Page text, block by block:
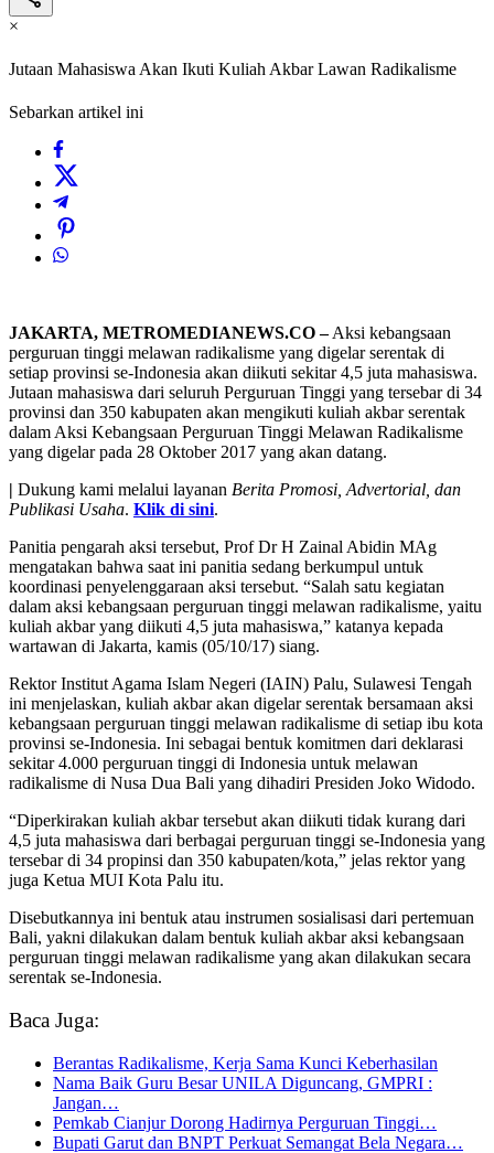
×
Jutaan Mahasiswa Akan Ikuti Kuliah Akbar Lawan Radikalisme
Sebarkan artikel ini
JAKARTA, METROMEDIANEWS.CO –Aksi kebangsaan
perguruan tinggi melawan radikalisme yang digelar serentak di
setiap provinsi se-Indonesia akan diikuti sekitar 4,5 juta mahasiswa.
Jutaan mahasiswa dari seluruh Perguruan Tinggi yang tersebar di 34
provinsi dan 350 kabupaten akan mengikuti kuliah akbar serentak
dalam Aksi Kebangsaan Perguruan Tinggi Melawan Radikalisme
yang digelar pada 28 Oktober 2017 yang akan datang.
| Dukung kami melalui layanan Berita Promosi, Advertorial, dan
Publikasi Usaha. Klik di sini.
Panitia pengarah aksi tersebut, Prof Dr H Zainal Abidin MAg
mengatakan bahwa saat ini panitia sedang berkumpul untuk
koordinasi penyelenggaraan aksi tersebut. “Salah satu kegiatan
dalam aksi kebangsaan perguruan tinggi melawan radikalisme, yaitu
kuliah akbar yang diikuti 4,5 juta mahasiswa,” katanya kepada
wartawan di Jakarta, kamis (05/10/17) siang.
Rektor Institut Agama Islam Negeri (IAIN) Palu, Sulawesi Tengah
ini menjelaskan, kuliah akbar akan digelar serentak bersamaan aksi
kebangsaan perguruan tinggi melawan radikalisme di setiap ibu kota
provinsi se-Indonesia. Ini sebagai bentuk komitmen dari deklarasi
sekitar 4.000 perguruan tinggi di Indonesia untuk melawan
radikalisme di Nusa Dua Bali yang dihadiri Presiden Joko Widodo.
“Diperkirakan kuliah akbar tersebut akan diikuti tidak kurang dari
4,5 juta mahasiswa dari berbagai perguruan tinggi se-Indonesia yang
tersebar di 34 propinsi dan 350 kabupaten/kota,” jelas rektor yang
juga Ketua MUI Kota Palu itu.
Disebutkannya ini bentuk atau instrumen sosialisasi dari pertemuan
Bali, yakni dilakukan dalam bentuk kuliah akbar aksi kebangsaan
perguruan tinggi melawan radikalisme yang akan dilakukan secara
serentak se-Indonesia.
Baca Juga:
Berantas Radikalisme, Kerja Sama Kunci Keberhasilan
Nama Baik Guru Besar UNILA Diguncang, GMPRI :
Jangan…
Pemkab Cianjur Dorong Hadirnya Perguruan Tinggi…
Bupati Garut dan BNPT Perkuat Semangat Bela Negara…